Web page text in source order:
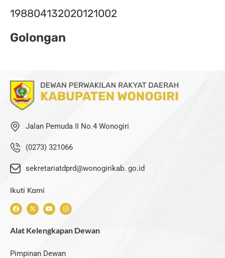
198804132020121002
Golongan
Jalan Pemuda II No.4 Wonogiri
(0273) 321066
sekretariatdprd@wonogirikab. go.id
Ikuti Kami
F
a
e
b
k
X
-
w
i
e
Y
o
u
I
n
a
a
Alat Kelengkapan Dewan
Pimpinan Dewan